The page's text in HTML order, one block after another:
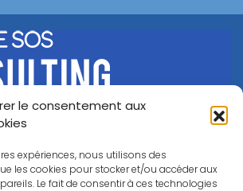
le consentement aux
expériences, nous utilisons des
les cookies pour stocker et/ou accéder aux
Le fait de consentir à ces technologies
Consulting2026
Nos clients
Contact